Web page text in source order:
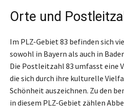
Orte und
Im PLZ-Gebiet 83 befinden sich
sowohl in Bayern als auch in
Die Postleitzahl 83 umfasst eine
die sich durch ihre kulturelle
Schönheit auszeichnen. Zu den
in diesem PLZ-Gebiet zählen